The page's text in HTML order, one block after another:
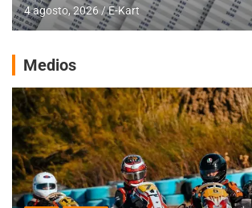
4 agosto, 2026 E-Kart
Medios